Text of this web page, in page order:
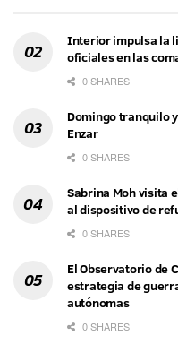
Interior impulsa la
oficiales en las
0 SHARES
Domingo tranquilo
Enzar
0 SHARES
Sabrina Moh visita
al dispositivo de
0 SHARES
El Observatorio de
estrategia de
autónomas
0 SHARES